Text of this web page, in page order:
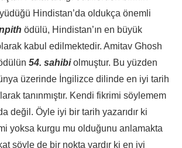
Hindistan’da oldukça önemli
ödülü, Hindistan’ın en büyük
kabul edilmektedir. Amitav Ghosh
54. sahibiolmuştur. Bu yüzden
üzerinde İngilizce dilinde en iyi tarih
tanınmıştır. Kendi fikrimi söylemem
değil. Öyle iyi bir tarih yazarıdır ki
yoksa kurgu mu olduğunu anlamakta
şöyle de bir nokta vardır ki en iyi